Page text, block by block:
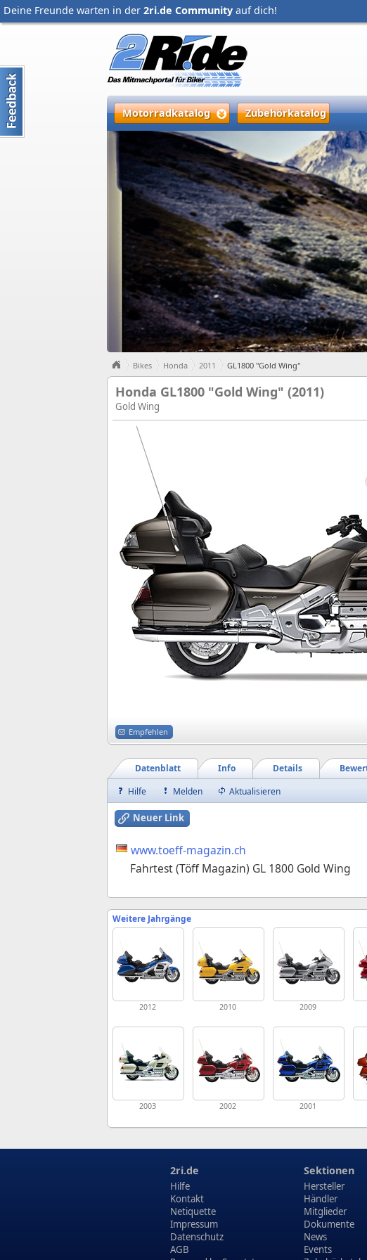
Deine Freunde warten in der 2ri.de Community auf dich!
Motorradkatalog Zubehörkatalog
Bikes Honda 2011 GL1800 "Gold Wing"
Honda GL1800 "Gold Wing" (2011)
Gold Wing
Empfehlen
Details
Info
Datenblatt
Hilfe Melden Aktualisieren
Neuer Link
www.toeff-magazin.ch
Fahrtest (Töff Magazin) GL 1800 Gold Wing
Weitere Jahrgänge
2012 2010 2009
2003 2002 2001
2ri.de
Hilfe
Kontakt
Netiquette
Impressum
Datenschutz
AGB
Sektionen
Hersteller
Händler
Mitglieder
Dokumente
News
Events